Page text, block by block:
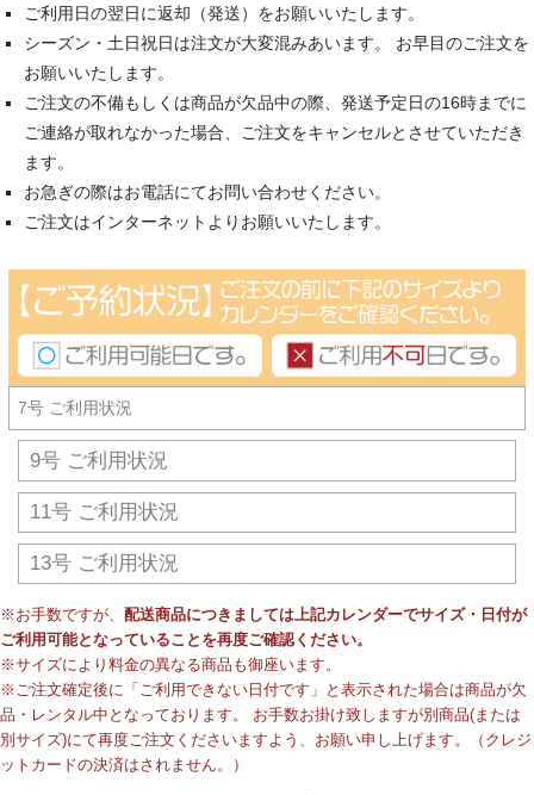
ご利用日の翌日に返却（発送）をお願いいたします。
シーズン・土日祝日は注文が大変混みあいます。 お早目のご注文を
お願いいたします。
ご注文の不備もしくは商品が欠品中の際、発送予定日の16時までに
ご連絡が取れなかった場合、ご注文をキャンセルとさせていただき
ます。
お急ぎの際はお電話にてお問い合わせください。
ご注文はインターネットよりお願いいたします。
7号 ご利用状況
9号 ご利用状況
11号 ご利用状況
13号 ご利用状況
※お手数ですが、 配送商品につきましては上記カレンダーでサイズ・日付が
ご利用可能となっていることを再度ご確認ください。
※サイズにより料金の異なる商品も御座います。
※ご注文確定後に「ご利用できない日付です」と表示された場合は商品が欠
品・レンタル中となっております。 お手数お掛け致しますが別商品(または
別サイズ)にて再度ご注文くださいますよう、お願い申し上げます。（クレジ
ットカードの決済はされません。）